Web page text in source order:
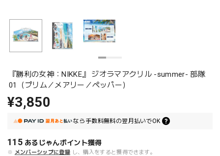
『勝利の女神：NIKKE』 ジオラマアクリル -summer- 部隊
01（プリム／メアリー／ペッパー）
¥3,850
なら 手数料無料の翌月払いでOK
115 あるじゃんポイント獲得
※ メンバーシップに登録 し、購入をすると獲得できます。